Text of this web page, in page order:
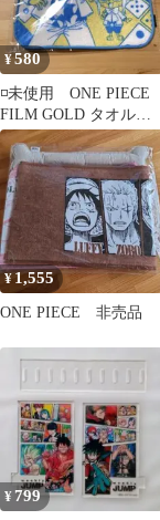
¥580
◽️未使用 ONE PIECE
FILM GOLD タオルハ
ンカチ
¥1,555
ONE PIECE 非売品
¥ 799